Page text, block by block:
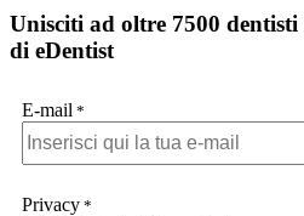
Unisciti ad oltre 7500
di eDentist
E-mail *
Privacy *